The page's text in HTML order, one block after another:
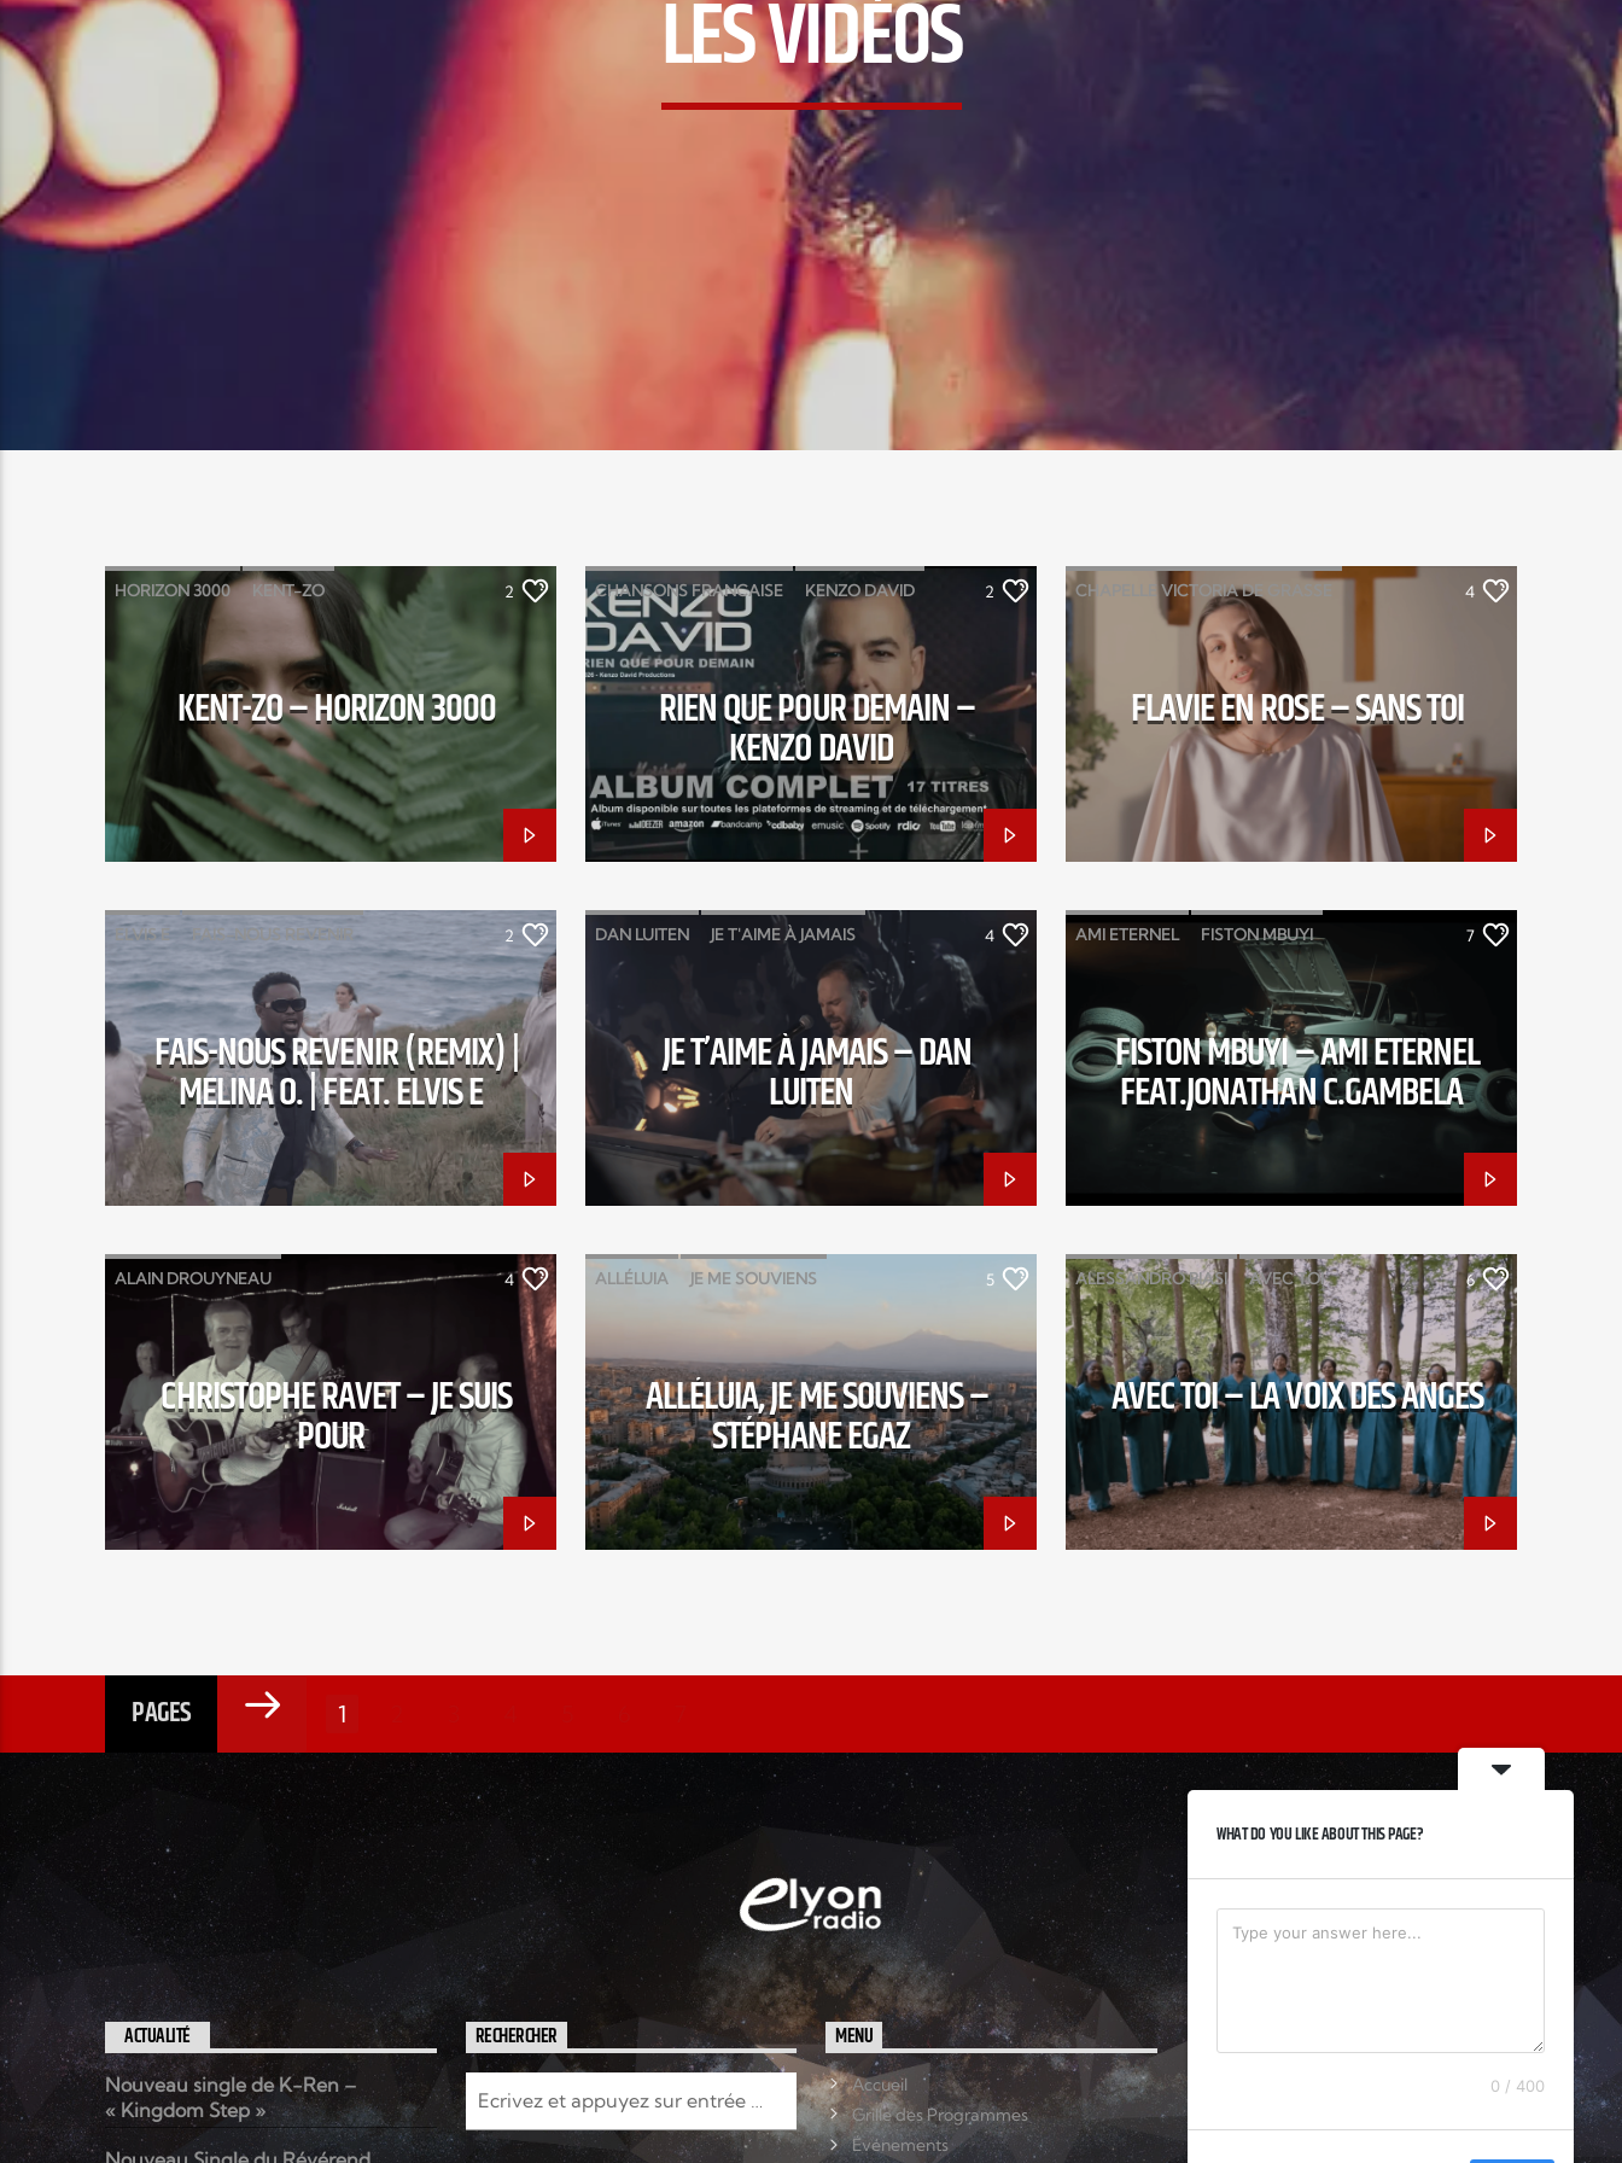
LES VIDÉOS
HORIZON 3000 KENT-ZO 2
KENT-ZO – HORIZON 3000
CHANSONS FRANCAISE KENZO DAVID
LA PLANÈTE BLEUE MIA STELLA
MIO AMORE NOUVEL ALBUM
PO ROCK POP FRANÇAISE
RIEN QUE POUR DEMAIN
TANT QUE TU RESPIRES EN MOI
2
RIEN QUE POUR DEMAIN –
KENZO DAVID
CHAPELLE VICTORIA DE GRASSE
CHORISTE MUINDA FLAVIE EN ROSE
4
FLAVIE EN ROSE – SANS TOI
ELVIS E FAIS-NOUS REVENIR
MELINA O
2
FAIS-NOUS REVENIR (REMIX) |
MELINA O. | FEAT. ELVIS E
DAN LUITEN JE T'AIME À JAMAIS
SAMUEL OLIVIER
SUR LA TERRE
4
JE T’AIME À JAMAIS – DAN
LUITEN
AMI ETERNEL FISTON MBUYI 7
FISTON MBUYI – AMI ETERNEL
FEAT.JONATHAN C.GAMBELA
ALAIN DROUYNEAU
CHRISTOPHE RAVET
FRANCK ARBONA JC BODIN
JE SUIS POUR
4
CHRISTOPHE RAVET – JE SUIS
POUR
ALLÉLUIA JE ME SOUVIENS 5
ALLÉLUIA, JE ME SOUVIENS –
STÉPHANE EGAZ
ALESSANDRO BIASI AVEC TOI
AVEK OU EGLISE JÉSUS EST VIVANT
HAPPUC COMPANY
JAMES S. ALCINDOR JOSUÉ BRUCE
LA VOIX DES ANGES
PIERLUIGI CARISTI RACHEL BRUCE
REBECCA BRUCE
6
AVEC TOI – LA VOIX DES ANGES
PAGES 1
ACTUALITÉ
Nouveau single de K-Ren –
« Kingdom Step »
RECHERCHER MENU
Accueil
Grille des Programmes
Événements
WHAT DO YOU LIKE ABOUT THIS PAGE?
0 / 400